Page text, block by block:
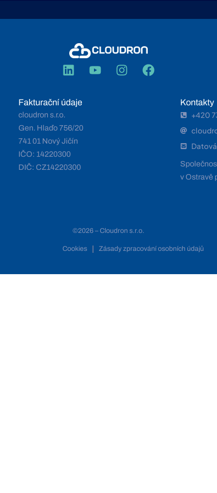
Fakturační údaje
cloudron s.r.o.
Gen. Hlaďo 756/20
741 01 Nový Jičín
IČO: 14220300
DIČ: CZ14220300
Kontakty
+420
v Ostravě
©2026 – Cloudron s.r.o.
Cookies Zásady zpracování osobních údajů